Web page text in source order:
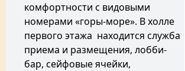
комфортности с видовыми
номерами «горы-море». В холле
первого этажа находится служба
приема и размещения, лобби-
бар, сейфовые ячейки,